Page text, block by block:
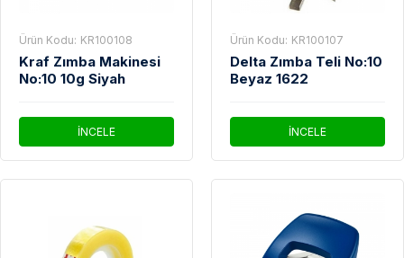
Ürün Kodu: KR100108
Kraf Zımba Makinesi
No:10 10g Siyah
İNCELE
Ürün Kodu: KR100107
Delta Zımba Teli No:10
Beyaz 1622
İNCELE